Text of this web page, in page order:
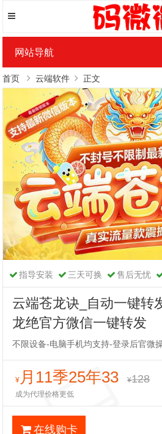
网站导航
首页 云端软件 正文
指导安装 三天可换 售后无忧
云端苍龙诀_自动一键转
龙绝官方微信一键转发
不限设备-电脑手机均支持-登录后官微
¥ 月11季25年33 ¥128
成为代理价格更低
在线购卡